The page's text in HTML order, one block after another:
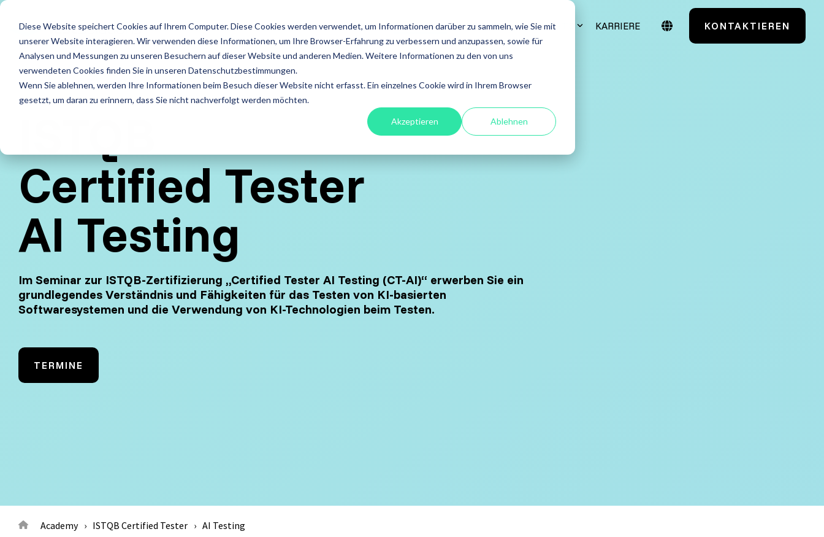
Diese Website speichert Cookies auf Ihrem Computer. Diese Cookies werden verwendet, um Informationen darüber zu sammeln, wie Sie mit
unserer Website interagieren. Wir verwenden diese Informationen, um Ihre Browser-Erfahrung zu verbessern und anzupassen, sowie für
Analysen und Messungen zu unseren Besuchern auf dieser Website und anderen Medien. Weitere Informationen zu den von uns
verwendeten Cookies finden Sie in unseren Datenschutzbestimmungen.
Wenn Sie ablehnen, werden Ihre Informationen beim Besuch dieser Website nicht erfasst. Ein einzelnes Cookie wird in Ihrem Browser
gesetzt, um daran zu erinnern, dass Sie nicht nachverfolgt werden möchten.
Akzeptieren Ablehnen
Skip
main
content.
LEISTUNGEN
Leistungen
Alle anzeigen
Agiles Testen
API Testing
Last- und Performance
Nutzerabnahmetest / UAT
Offshore Test Center
Leistungen
Penetration Testing
Standardsoftware
Test Factory Services
Testberatung
Testmanagement
Leistungen
FOKUS ACADEMY
ISTQB Certified Tester
AI Testing
Test Management
Test Analyst
Test Automation Engineering
Agile Tester
Acceptance Testing
IREB Certified Professional
for Requirements
Engineering
RE@Agile Primer
Qualification
Software Development
Engineer in Test
für Jira
Xray Essentials
ÜBER UNS INSIGHTS KARRIERE KONTAKTIEREN
Certified Tester
AI Testing
Im Seminar zur ISTQB-Zertifizierung „Certified Tester AI Testing (CT-AI)“ erwerben Sie ein
grundlegendes Verständnis und Fähigkeiten für das Testen von KI-basierten
Softwaresystemen und die Verwendung von KI-Technologien beim Testen.
TERMINE
Academy ISTQB Certified Tester AI Testing